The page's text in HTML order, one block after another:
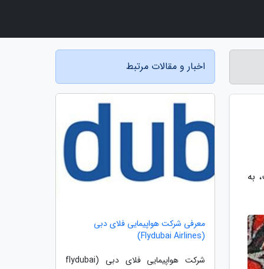
به
اخبار و مقالات مرتبط
معرفی شرکت هواپیمایی فلای دبی
(Flydubai Airlines)
شرکت هواپیمایی فلای دبی (flydubai